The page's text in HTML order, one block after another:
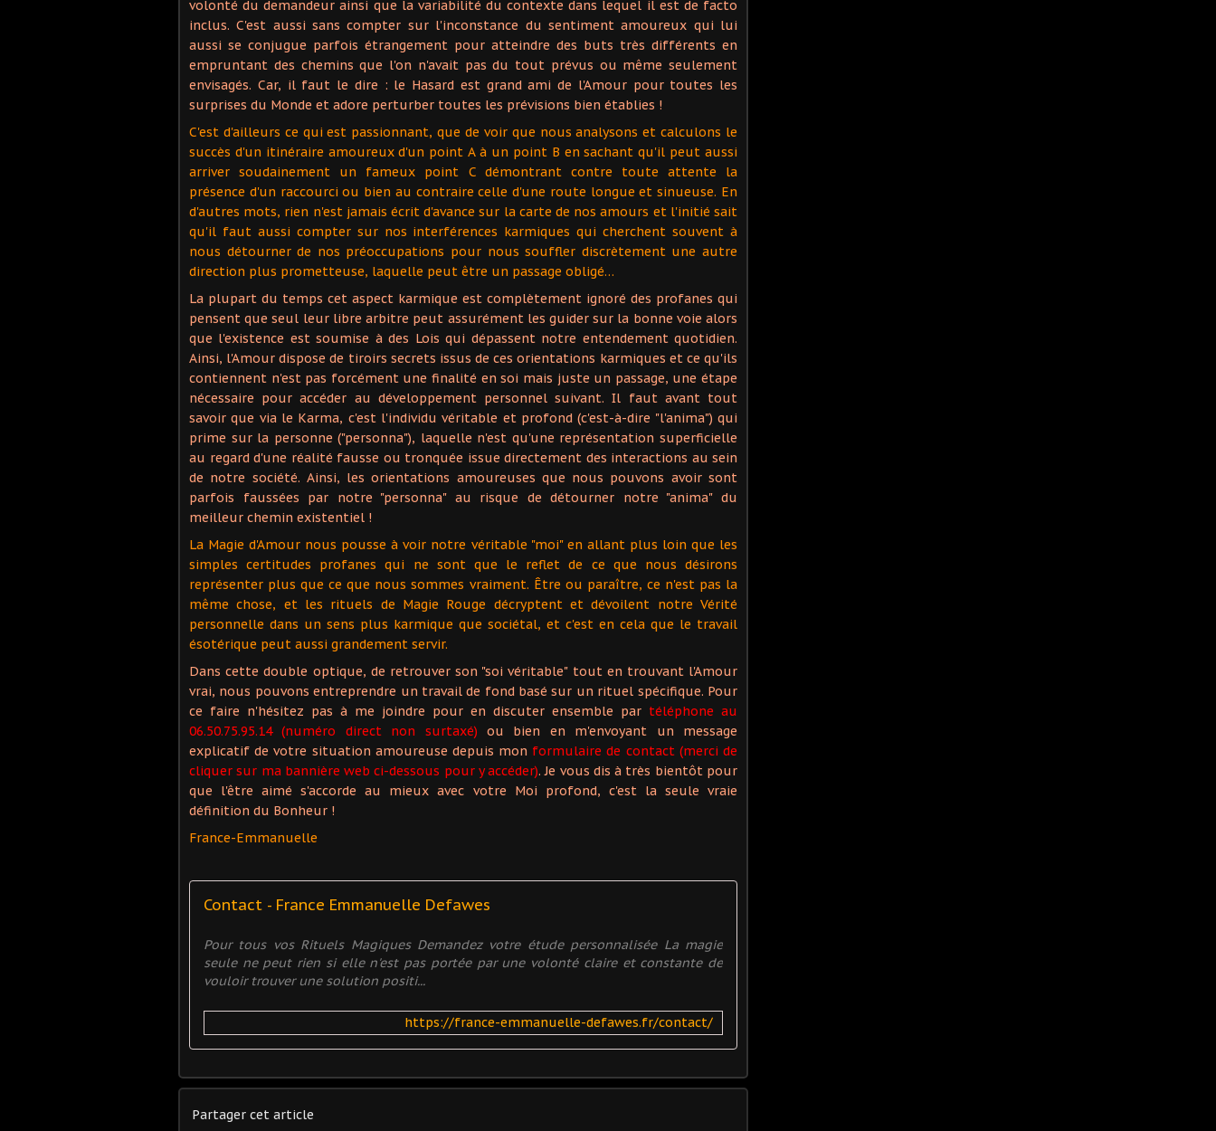
volonté du demandeur ainsi que la variabilité du contexte dans lequel il est de facto
inclus. C'est aussi sans compter sur l'inconstance du sentiment amoureux qui lui
aussi se conjugue parfois étrangement pour atteindre des buts très différents en
empruntant des chemins que l'on n'avait pas du tout prévus ou même seulement
envisagés. Car, il faut le dire : le Hasard est grand ami de l'Amour pour toutes les
surprises du Monde et adore perturber toutes les prévisions bien établies !
C'est d'ailleurs ce qui est passionnant, que de voir que nous analysons et calculons le
succès d'un itinéraire amoureux d'un point A à un point B en sachant qu'il peut aussi
arriver soudainement un fameux point C démontrant contre toute attente la
présence d'un raccourci ou bien au contraire celle d'une route longue et sinueuse. En
d'autres mots, rien n'est jamais écrit d'avance sur la carte de nos amours et l'initié sait
qu'il faut aussi compter sur nos interférences karmiques qui cherchent souvent à
nous détourner de nos préoccupations pour nous souffler discrètement une autre
direction plus prometteuse, laquelle peut être un passage obligé…
La plupart du temps cet aspect karmique est complètement ignoré des profanes qui
pensent que seul leur libre arbitre peut assurément les guider sur la bonne voie alors
que l'existence est soumise à des Lois qui dépassent notre entendement quotidien.
Ainsi, l'Amour dispose de tiroirs secrets issus de ces orientations karmiques et ce qu'ils
contiennent n'est pas forcément une finalité en soi mais juste un passage, une étape
nécessaire pour accéder au développement personnel suivant. Il faut avant tout
savoir que via le Karma, c'est l'individu véritable et profond (c'est-à-dire "l'anima") qui
prime sur la personne ("personna"), laquelle n'est qu'une représentation superficielle
au regard d'une réalité fausse ou tronquée issue directement des interactions au sein
de notre société. Ainsi, les orientations amoureuses que nous pouvons avoir sont
parfois faussées par notre "personna" au risque de détourner notre "anima" du
meilleur chemin existentiel !
La Magie d'Amour nous pousse à voir notre véritable "moi" en allant plus loin que les
simples certitudes profanes qui ne sont que le reflet de ce que nous désirons
représenter plus que ce que nous sommes vraiment. Être ou paraître, ce n'est pas la
même chose, et les rituels de Magie Rouge décryptent et dévoilent notre Vérité
personnelle dans un sens plus karmique que sociétal, et c'est en cela que le travail
ésotérique peut aussi grandement servir.
Dans cette double optique, de retrouver son "soi véritable" tout en trouvant l'Amour
vrai, nous pouvons entreprendre un travail de fond basé sur un rituel spécifique. Pour
ce faire n'hésitez pas à me joindre pour en discuter ensemble par téléphone au
06.50.75.95.14 (numéro direct non surtaxé) ou bien en m'envoyant un message
explicatif de votre situation amoureuse depuis mon formulaire de contact (merci de
cliquer sur ma bannière web ci-dessous pour y accéder). Je vous dis à très bientôt pour
que l'être aimé s'accorde au mieux avec votre Moi profond, c'est la seule vraie
définition du Bonheur !
France-Emmanuelle
Contact - France Emmanuelle Defawes
Pour tous vos Rituels Magiques Demandez votre étude personnalisée La magie
seule ne peut rien si elle n'est pas portée par une volonté claire et constante de
vouloir trouver une solution positi...
https://france-emmanuelle-defawes.fr/contact/
Partager cet article